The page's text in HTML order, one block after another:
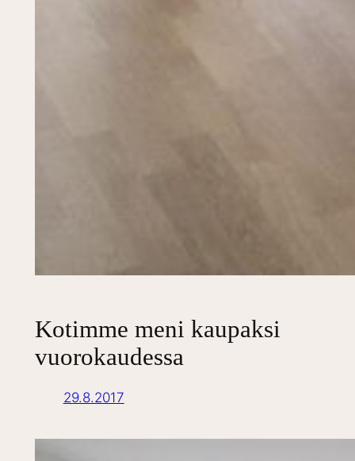
Kotimme meni kaupaksi
vuorokaudessa
29.8.2017